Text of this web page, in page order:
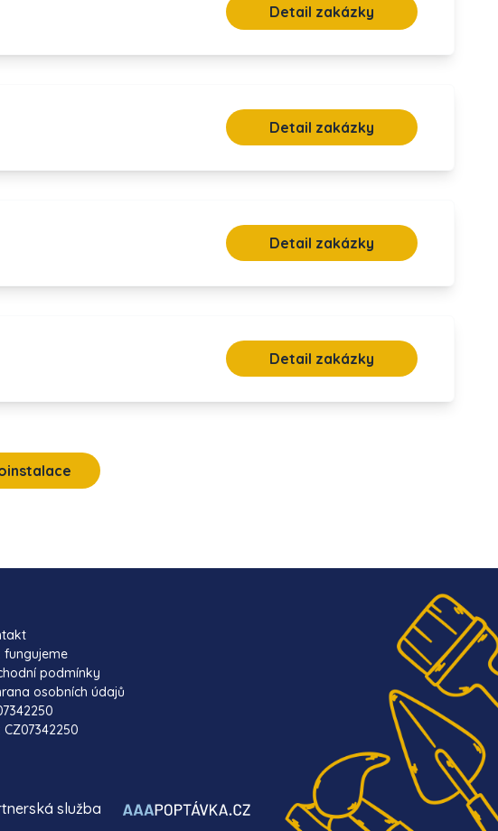
Detail zakázky
Detail zakázky
Detail zakázky
Detail zakázky
fungujeme
podmínky
osobních údajů
CZ07342250
služba